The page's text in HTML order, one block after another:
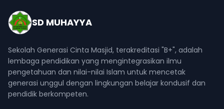
SD MUHAYYA
Sekolah Generasi Cinta Masjid, terakreditasi "B+", adalah
lembaga pendidikan yang mengintegrasikan ilmu
pengetahuan dan nilai-nilai Islam untuk mencetak
generasi unggul dengan lingkungan belajar kondusif dan
pendidik berkompeten.